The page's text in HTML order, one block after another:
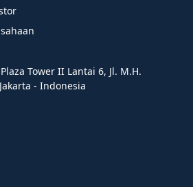
Tower II Lantai 6, Jl. M.H.
- Indonesia